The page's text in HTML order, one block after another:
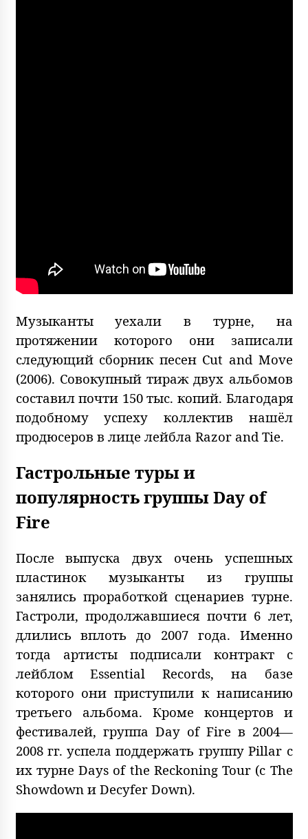
Музыканты уехали в турне, на
протяжении которого они записали
следующий сборник песен Cut and Move
(2006). Совокупный тираж двух альбомов
составил почти 150 тыс. копий. Благодаря
подобному успеху коллектив нашёл
продюсеров в лице лейбла Razor and Tie.
Гастрольные туры и
популярность группы Day of
Fire
После выпуска двух очень успешных
пластинок музыканты из группы
занялись проработкой сценариев турне.
Гастроли, продолжавшиеся почти 6 лет,
длились вплоть до 2007 года. Именно
тогда артисты подписали контракт с
лейблом Essential Records, на базе
которого они приступили к написанию
третьего альбома. Кроме концертов и
фестивалей, группа Day of Fire в 2004—
2008 гг. успела поддержать группу Pillar с
их турне Days of the Reckoning Tour (с The
Showdown и Decyfer Down).